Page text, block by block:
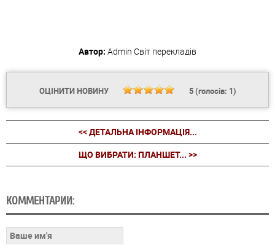
Автор: Admin Світ перекладів
ОЦІНИТИ НОВИНУ 5(голосів: 1)
<< ДЕТАЛЬНА ІНФОРМАЦІЯ...
ЩО ВИБРАТИ: ПЛАНШЕТ... >>
КОММЕНТАРИИ: